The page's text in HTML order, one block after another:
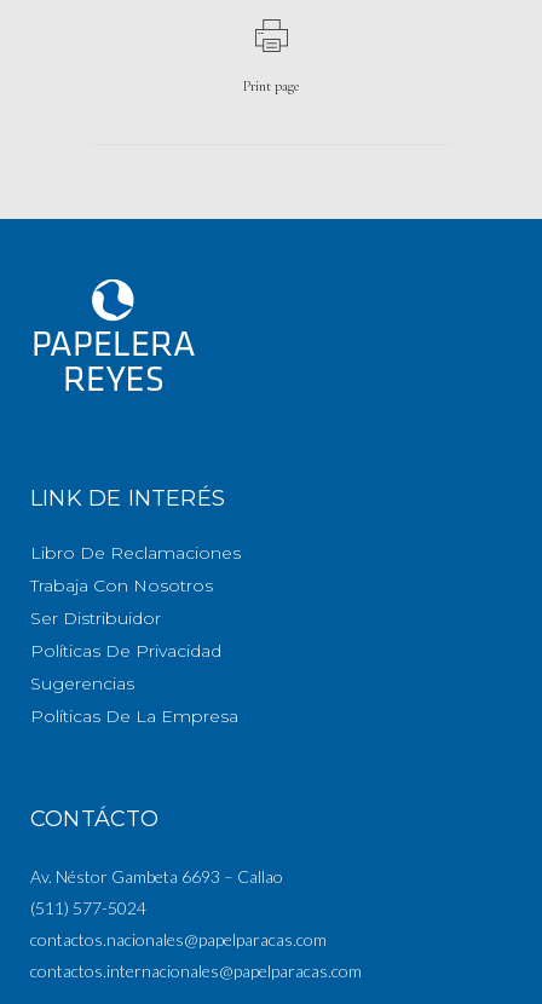
Print page
LINK DE INTERÉS
Libro De Reclamaciones
Trabaja Con Nosotros
Ser Distribuidor
Políticas De Privacidad
Sugerencias
Políticas De La Empresa
CONTÁCTO
Av. Néstor Gambeta 6693 – Callao
(511) 577-5024
contactos.nacionales@papelparacas.com
contactos.internacionales@papelparacas.com